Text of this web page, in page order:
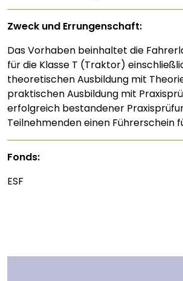
Zweck und Errungenschaft:
Das Vorhaben beinhaltet die
für die Klasse T (Traktor)
theoretischen Ausbildung mit
praktischen Ausbildung mit
erfolgreich bestandener
Teilnehmenden einen Führerschein
Fonds:
ESF